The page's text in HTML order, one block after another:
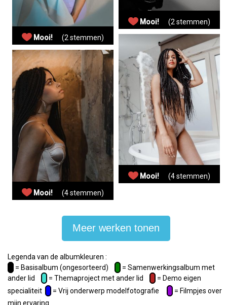
Mooi! (2 stemmen)
Mooi! (4 stemmen)
Mooi! (2 stemmen)
Mooi! (4 stemmen)
Meer werken tonen
Legenda van de albumkleuren :
= Basisalbum (ongesorteerd)
= Samenwerkingsalbum met
ander lid
= Themaproject met ander lid
= Demo eigen
specialiteit
= Vrij onderwerp modelfotografie
= Filmpjes over
mijn ervaring